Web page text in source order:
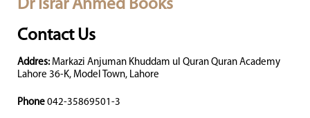
Dr Israr Ahmed Books
Contact Us
Addres: Markazi Anjuman Khuddam ul Quran Quran Academy
Lahore 36-K, Model Town, Lahore
Phone 042-35869501-3